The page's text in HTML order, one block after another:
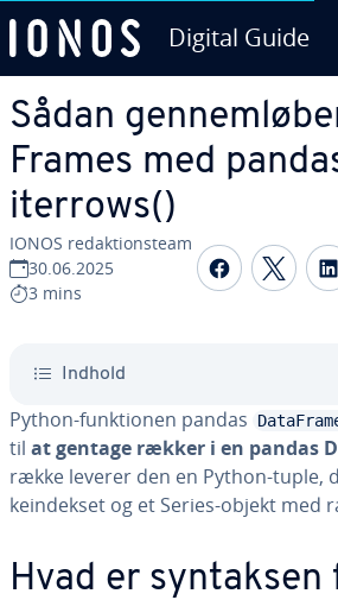
Digital Guide
Sådan
F­ra­mes med
iterrows()
IONOS re­dak­tions­team
30.06.2025
3 mins
Del påDel
Indhold
Python-funk­tio­nen pandas
til at gentage rækker i en pandas
række leverer den en Python-
ke­in­dek­set og et Series-objekt med
Hvad er syntaksen